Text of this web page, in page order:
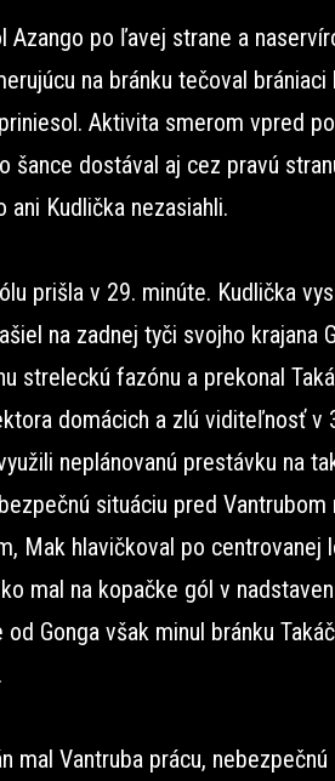
Azango po ľavej strane a
na bránku tečoval brániaci
Aktivita smerom vpred
šance dostával aj cez pravú
Kudlička nezasiahli.
prišla v 29. minúte. Kudlička
na zadnej tyči svojho krajana
streleckú fazónu a prekonal
domácich a zlú viditeľnosť v
neplánovanú prestávku na
situáciu pred Vantrubom
Mak hlavičkoval po centrovanej
mal na kopačke gól v
Gonga však minul bránku
mal Vantruba prácu, nebezpečnú